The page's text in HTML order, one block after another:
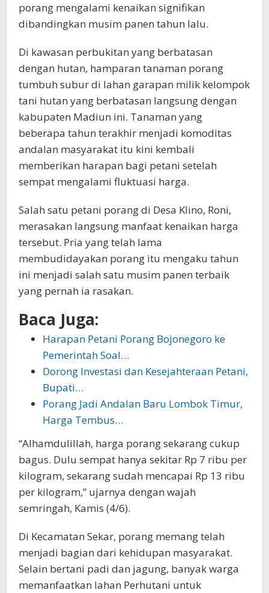
porang mengalami kenaikan signifikan
dibandingkan musim panen tahun lalu.
Di kawasan perbukitan yang berbatasan
dengan hutan, hamparan tanaman porang
tumbuh subur di lahan garapan milik kelompok
tani hutan yang berbatasan langsung dengan
kabupaten Madiun ini. Tanaman yang
beberapa tahun terakhir menjadi komoditas
andalan masyarakat itu kini kembali
memberikan harapan bagi petani setelah
sempat mengalami fluktuasi harga.
Salah satu petani porang di Desa Klino, Roni,
merasakan langsung manfaat kenaikan harga
tersebut. Pria yang telah lama
membudidayakan porang itu mengaku tahun
ini menjadi salah satu musim panen terbaik
yang pernah ia rasakan.
Baca Juga:
Harapan Petani Porang Bojonegoro ke
Pemerintah Soal…
Dorong Investasi dan Kesejahteraan Petani,
Bupati…
Porang Jadi Andalan Baru Lombok Timur,
Harga Tembus…
“Alhamdulillah, harga porang sekarang cukup
bagus. Dulu sempat hanya sekitar Rp 7 ribu per
kilogram, sekarang sudah mencapai Rp 13 ribu
per kilogram,” ujarnya dengan wajah
semringah, Kamis (4/6).
Di Kecamatan Sekar, porang memang telah
menjadi bagian dari kehidupan masyarakat.
Selain bertani padi dan jagung, banyak warga
memanfaatkan lahan Perhutani untuk